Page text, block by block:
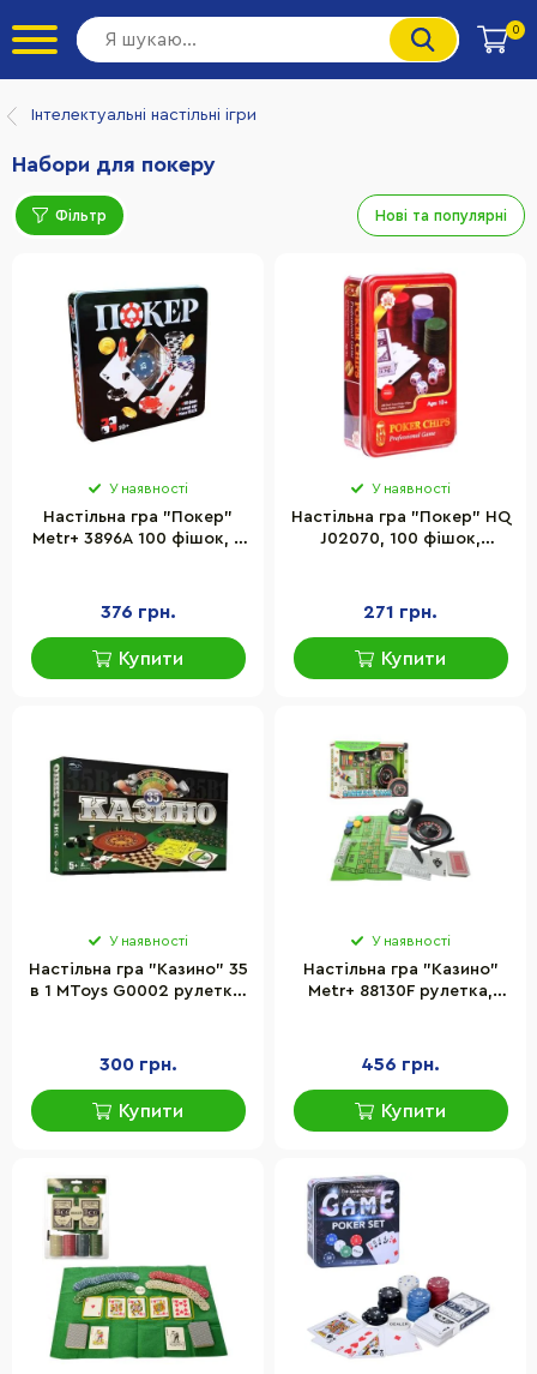
0
Інтелектуальні настільні ігри
Набори для покеру
Фільтр Нові та популярні
У наявності
Настільна гра "Покер"
Metr+ 3896A 100 фішок, 2
376 грн.
Купити
У наявності
Настільна гра "Покер" HQ
J02070, 100 фішок,
271 грн.
Купити
У наявності
Настільна гра "Казино" 35
в 1 MToys G0002 рулетка,
300 грн.
Купити
У наявності
Настільна гра "Казино"
Metr+ 88130F рулетка,
456 грн.
Купити